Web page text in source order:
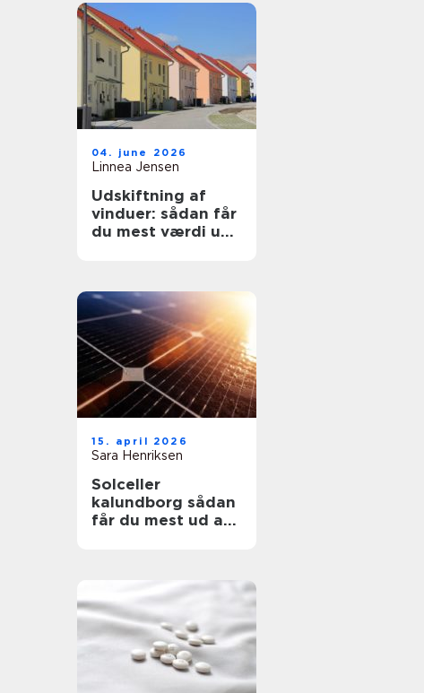
04. june 2026
Linnea Jensen
Udskiftning af
vinduer: sådan får
du mest værdi ud
15. april 2026
Sara Henriksen
Solceller
kalundborg sådan
får du mest ud af